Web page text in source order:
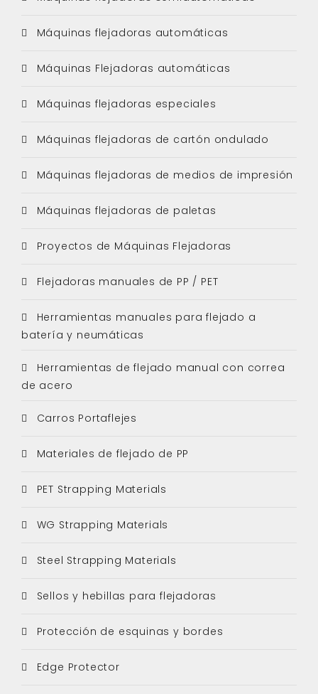
Máquinas flejadoras automáticas
Máquinas Flejadoras automáticas
Máquinas flejadoras especiales
Máquinas flejadoras de cartón ondulado
Máquinas flejadoras de medios de impresión
Máquinas flejadoras de paletas
Proyectos de Máquinas Flejadoras
Flejadoras manuales de PP / PET
Herramientas manuales para flejado a
batería y neumáticas
Herramientas de flejado manual con correa
de acero
Carros Portaflejes
Materiales de flejado de PP
PET Strapping Materials
WG Strapping Materials
Steel Strapping Materials
Sellos y hebillas para flejadoras
Protección de esquinas y bordes
Edge Protector